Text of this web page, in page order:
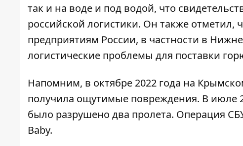
так и на воде и под водой, что
российской логистики. Он также
предприятиям России, в частности в
логистические проблемы для поставки
Напомним, в октябре 2022 года на
получила ощутимые повреждения. В июле
было разрушено два пролета. Операция
Baby.